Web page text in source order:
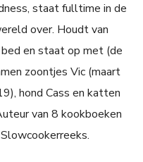
staat fulltime in de
over. Houdt van
en staat op met (de
zoontjes Vic (maart
hond Cass en katten
van 8 kookboeken